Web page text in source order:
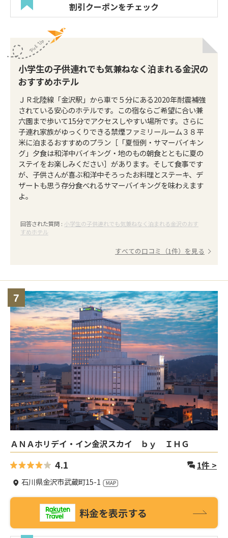
割引クーポンをチェック
小学生の子供連れでも気兼ねなく泊まれる金沢の
おすすめホテル
ＪＲ北陸線「金沢駅」から車で５分にある2020年耐震補強
されている安心のホテルです。この宿ならご希望に合い兼
六園まで歩いて15分でアクセスしやすい場所です。さらに
子連れ家族がゆっくりできる禁煙ファミリールーム３８平
米に泊まるおすすめのプラン［「夏恒例・サマーバイキン
グ」夕食は和洋中バイキング・地のもの朝食とともに夏の
ステイをお楽しみください］があります。そして食事です
が、子供さんが喜ぶ和洋中そろったお料理とステーキ、デ
ザートも思う存分食べれるサマーバイキングを味わえます
よ。
回答された質問 : 小学生の子供連れでも気兼ねなく泊まれる金沢のおす
すめホテル
すべての口コミ（1件）を見る
7
ＡＮＡホリデイ・イン金沢スカイ ｂｙ ＩＨＧ
4.1 1件 >
石川県金沢市武蔵町15-1
料金を表示する